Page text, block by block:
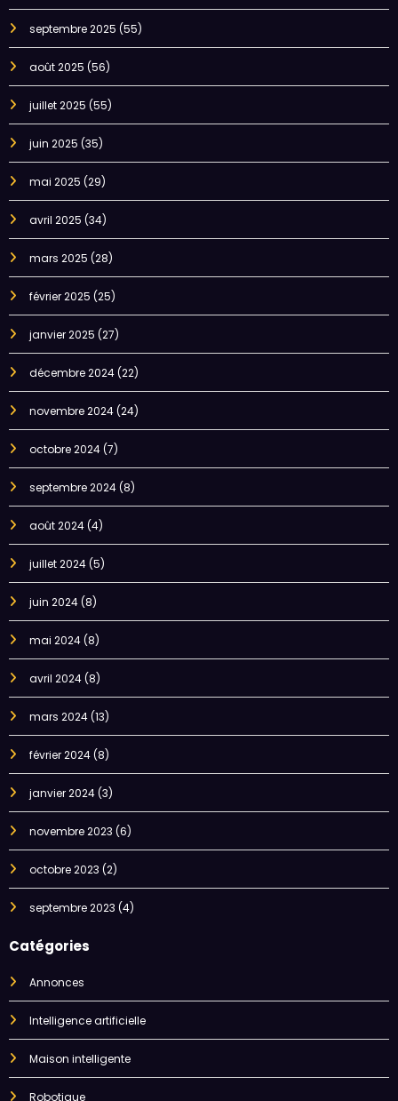
septembre 2025 (55)
août 2025 (56)
juillet 2025 (55)
juin 2025 (35)
mai 2025 (29)
avril 2025 (34)
mars 2025 (28)
février 2025 (25)
janvier 2025 (27)
décembre 2024(22)
novembre 2024(24)
octobre 2024(7)
septembre 2024(8)
août 2024(4)
juillet 2024(5)
juin 2024(8)
mai 2024(8)
avril 2024(8)
mars 2024(13)
février 2024(8)
janvier 2024(3)
novembre 2023 (6)
octobre 2023 (2)
septembre 2023 (4)
Catégories
Annonces
Intelligence artificielle
Maison intelligente
Robotique